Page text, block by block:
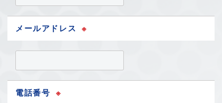
メールアドレス ※
電話番号 ※